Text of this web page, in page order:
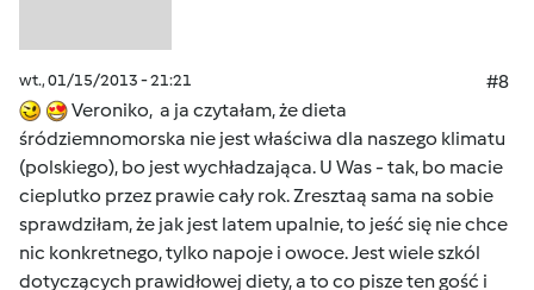
wt., 01/15/2013 - 21:21
#8
Veroniko, a ja czytałam, że dieta
śródziemnomorska nie jest właściwa dla naszego klimatu
(polskiego), bo jest wychładzająca. U Was - tak, bo macie
cieplutko przez prawie cały rok. Zresztaą sama na sobie
sprawdziłam, że jak jest latem upalnie, to jeść się nie chce
nic konkretnego, tylko napoje i owoce. Jest wiele szkól
dotyczących prawidłowej diety, a to co pisze ten gość i